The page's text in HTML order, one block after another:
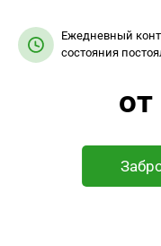
Ежедневный
состояния